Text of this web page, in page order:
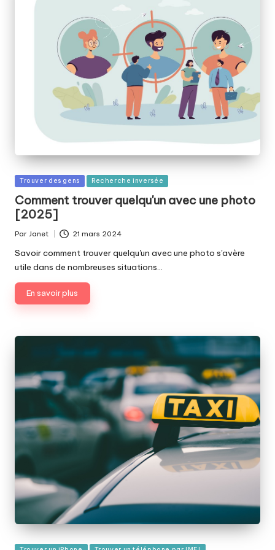
Publié
Trouver des gens Recherche inversée
Comment trouver quelqu'un avec une photo
[2025]
Publié
Par Janet 21 mars 2024
Savoir comment trouver quelqu'un avec une photo s'avère
utile dans de nombreuses situations…
En savoir plus